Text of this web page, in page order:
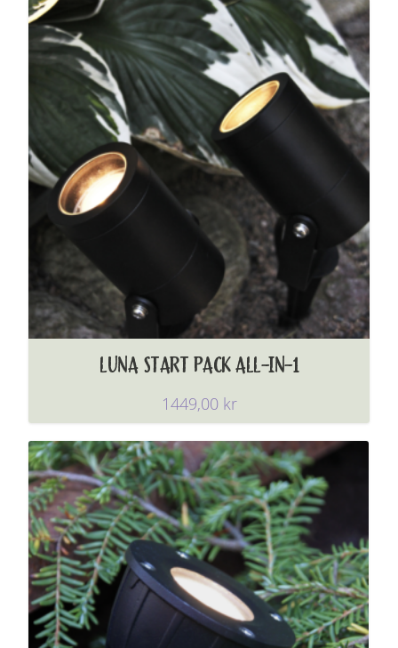
LUNA START PACK ALL-IN-1
1449,00 kr